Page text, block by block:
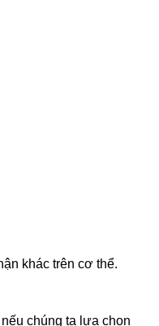
khác trên cơ thể.
chúng ta lựa chọn